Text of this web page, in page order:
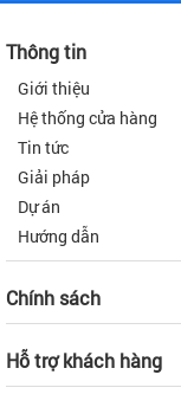
Thông tin
Giới thiệu
Hệ thống cửa hàng
Tin tức
Giải pháp
Dự án
Hướng dẫn
Chính sách
Hỗ trợ khách hàng